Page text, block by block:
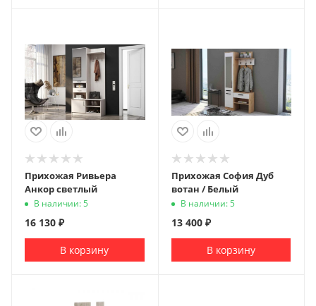
Прихожая Ривьера
Анкор светлый
В наличии: 5
16 130 ₽
В корзину
Прихожая София Дуб
вотан / Белый
В наличии: 5
13 400₽
В корзину